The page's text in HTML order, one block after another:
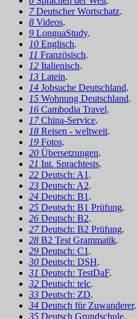
7Deutscher Wortschatz.
8 Videos.
9 LonguaStudy.
10 Englisch.
11 Französisch.
12 Italienisch.
13 Latein.
14 Jobsuche Deutschland.
15 Wohnung Deutschland.
16 Cambodia Travel.
17China-Service.
18 Reisen - weltweit.
19 Fotos.
20 Übersetzungen.
21 Int. Sprachtests.
22 Deutsch: A1 .
23 Deutsch: A2.
24 Deutsch: B1 .
25 Deutsch: B1 Prüfung.
26 Deutsch: B2.
27Deutsch: B2 Prüfung.
28 B2 Test Grammatik.
29 Deutsch: C1 .
30 Deutsch: DSH.
31 Deutsch: TestDaF.
32 Deutsch: telc.
33 Deutsch: ZD.
34 Deutsch für Zuwanderer.
35 Deutsch Grundschule.